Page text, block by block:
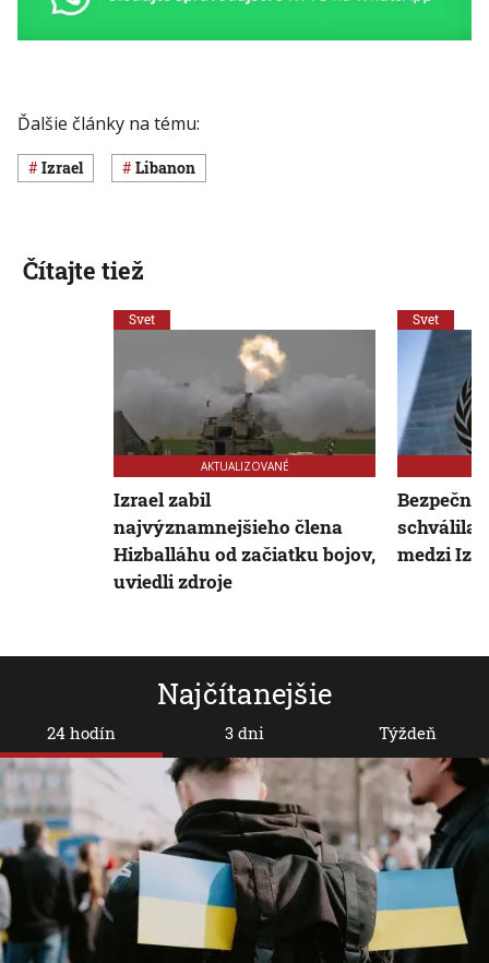
Ďalšie články na tému:
Izrael Libanon
Najčítanejšie
24 hodín 3 dni Týždeň
Čítajte tiež
Svet
AKTUALIZOVANÉ
Izrael zabil
najvýznamnejšieho člena
Hizballáhu od začiatku bojov,
uviedli zdroje
Svet
schválila
medzi